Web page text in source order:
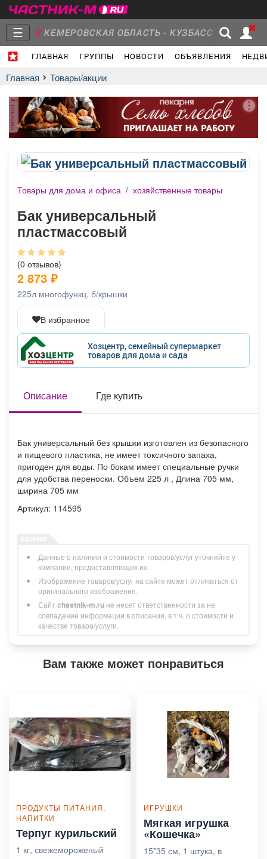
☰ КЕМЕРОВСКАЯ ОБЛАСТЬ - КУЗБАСС
ГЛАВНАЯ ГРУППЫ НОВОСТИ ОБЪЯВЛЕНИЯ
Главная
Объявления Недвижимость Услуги
Афиша
Товары
Я - пенсионер
Главная Товары/акции
реклама
Товары для дома и офиса / хозяйственные товары
Бак универсальный
пластмассовый
(0 отзывов)
2 873 ₽
225л многофункц. б/крышки
В избранное
Хозцентр, семейный супермаркет
товаров для дома и сада
Описание Где купить
Бак универсальный без крышки изготовлен из безопасного
и пищевого пластика, не имеет токсичного запаха,
пригоден для воды. По бокам имеет специальные ручки
для удобства переноски. Объем 225 л , Длина 705 мм,
ширина 705 мм
Артикул: 114595
Данные о наличии и стоимости товаров/услуг уточняйте у
компании, предоставляющих их.
Изображение товаров/услуг на сайте может отличаться от
оригинального изображения.
Сайт chastnik-m.ru не несет ответственности за не
совпадение информации в описании, в т.ч. о стоимости и
качестве товара/услуги.
Вам также может понравиться
ПРОДУКТЫ ПИТАНИЯ,
НАПИТКИ
Терпуг курильский
1 кг, свежемороженый
ИГРУШКИ
Мягкая игрушка
«Кошечка»
15*35 см, 1 штука, в